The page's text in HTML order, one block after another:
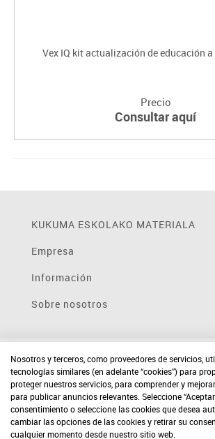
Vex IQ kit actualización de educación
Precio
Consultar aquí
KUKUMA ESKOLAKO MATERIALA
Empresa
Información
Sobre nosotros
Nosotros y terceros, como proveedores de servicios,
tecnologías similares (en adelante “cookies”) para
proteger nuestros servicios, para comprender y
para publicar anuncios relevantes. Seleccione
consentimiento o seleccione las cookies que desea
cambiar las opciones de las cookies y retirar su
cualquier momento desde nuestro sitio web.